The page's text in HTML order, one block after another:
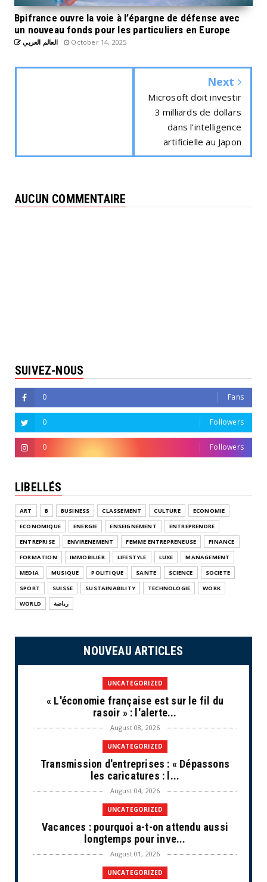
Bpifrance ouvre la voie à l’épargne de défense avec
un nouveau fonds pour les particuliers en Europe
العالم العربي October 14, 2025
Next
Microsoft doit investir
3 milliards de dollars
dans l’intelligence
artificielle au Japon
AUCUN COMMENTAIRE
SUIVEZ-NOUS
0 Fans
0 Followers
0 Followers
LIBELLÉS
ART B BUSINESS CLASSEMENT CULTURE
ECONOMIE
ECONOMIQUE
ENERGIE ENSEIGNEMENT
ENTREPRENDRE
ENTREPRISE
ENVIRENEMENT FEMME ENTREPRENEUSE
FINANCE
FORMATION
IMMOBILIER LIFESTYLE LUXE
MANAGEMENT
MEDIA
MUSIQUE POLITIQUE SANTE SCIENCE
SOCIETE
SPORT
SUISSE SUSTAINABILITY TECHNOLOGIE
WORK
WORLD
رياضة
NOUVEAU ARTICLES
UNCATEGORIZED
« L'économie française est sur le fil du
rasoir » : l'alerte...
August 08, 2026
UNCATEGORIZED
Transmission d'entreprises : « Dépassons
les caricatures : l...
August 04, 2026
UNCATEGORIZED
Vacances : pourquoi a-t-on attendu aussi
longtemps pour inve...
August 01, 2026
UNCATEGORIZED